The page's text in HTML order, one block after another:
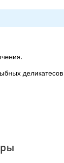
деликатесов